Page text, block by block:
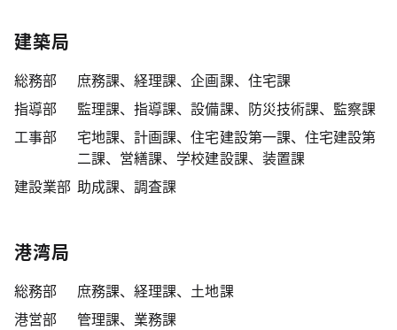
建築局
総務部
庶務課、経理課、企画課、住宅課
指導部
監理課、指導課、設備課、防災技術課、監察課
工事部
宅地課、計画課、住宅建設第一課、住宅建設第
二課、営繕課、学校建設課、装置課
建設業部 助成課、調査課
港湾局
総務部
庶務課、経理課、土地課
港営部
管理課、業務課